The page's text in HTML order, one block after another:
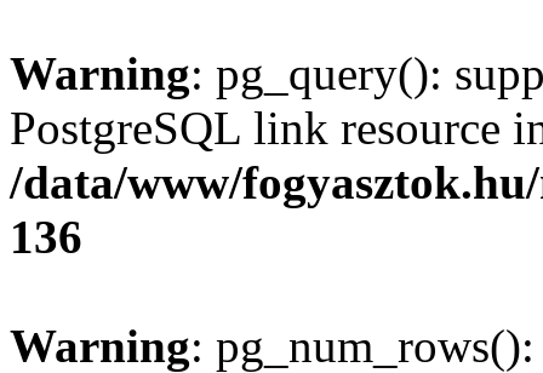
Warning: pg_query():
PostgreSQL link resource
/data/www/
136
Warning: